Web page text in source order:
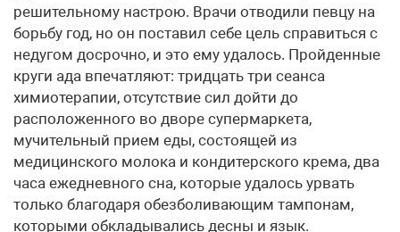
решительному настрою. Врачи отводили певцу на
борьбу год, но он поставил себе цель справиться с
недугом досрочно, и это ему удалось. Пройденные
круги ада впечатляют: тридцать три сеанса
химиотерапии, отсутствие сил дойти до
расположенного во дворе супермаркета,
мучительный прием еды, состоящей из
медицинского молока и кондитерского крема, два
часа ежедневного сна, которые удалось урвать
только благодаря обезболивающим тампонам,
которыми обкладывались десны и язык.